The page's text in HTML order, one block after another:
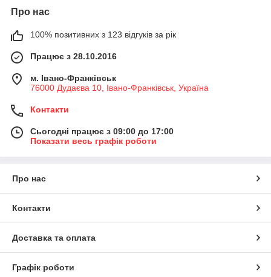
Про нас
100% позитивних з 123 відгуків за рік
Працює з 28.10.2016
м. Івано-Франківськ
76000 Дудаєва 10, Івано-Франківськ, Україна
Контакти
Сьогодні працює з 09:00 до 17:00
Показати весь графік роботи
Про нас
Контакти
Доставка та оплата
Графік роботи